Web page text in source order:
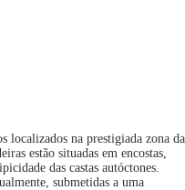
localizados na prestigiada zona da
estão situadas em encostas,
das castas autóctones.
submetidas a uma